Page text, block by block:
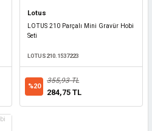
Lotus
LOTUS 210 Parçalı Mini Gravür Hobi
Seti
LOTUS210.1537223
%20
355,93 TL
284,75 TL